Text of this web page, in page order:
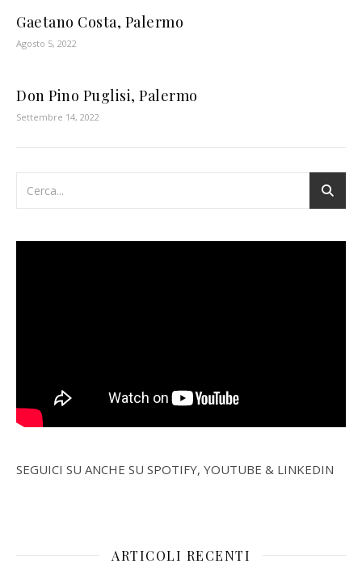
Gaetano Costa, Palermo
Agosto 5, 2022
Don Pino Puglisi, Palermo
Settembre 14, 2022
SEGUICI SU ANCHE SU SPOTIFY, YOUTUBE & LINKEDIN
ARTICOLI RECENTI